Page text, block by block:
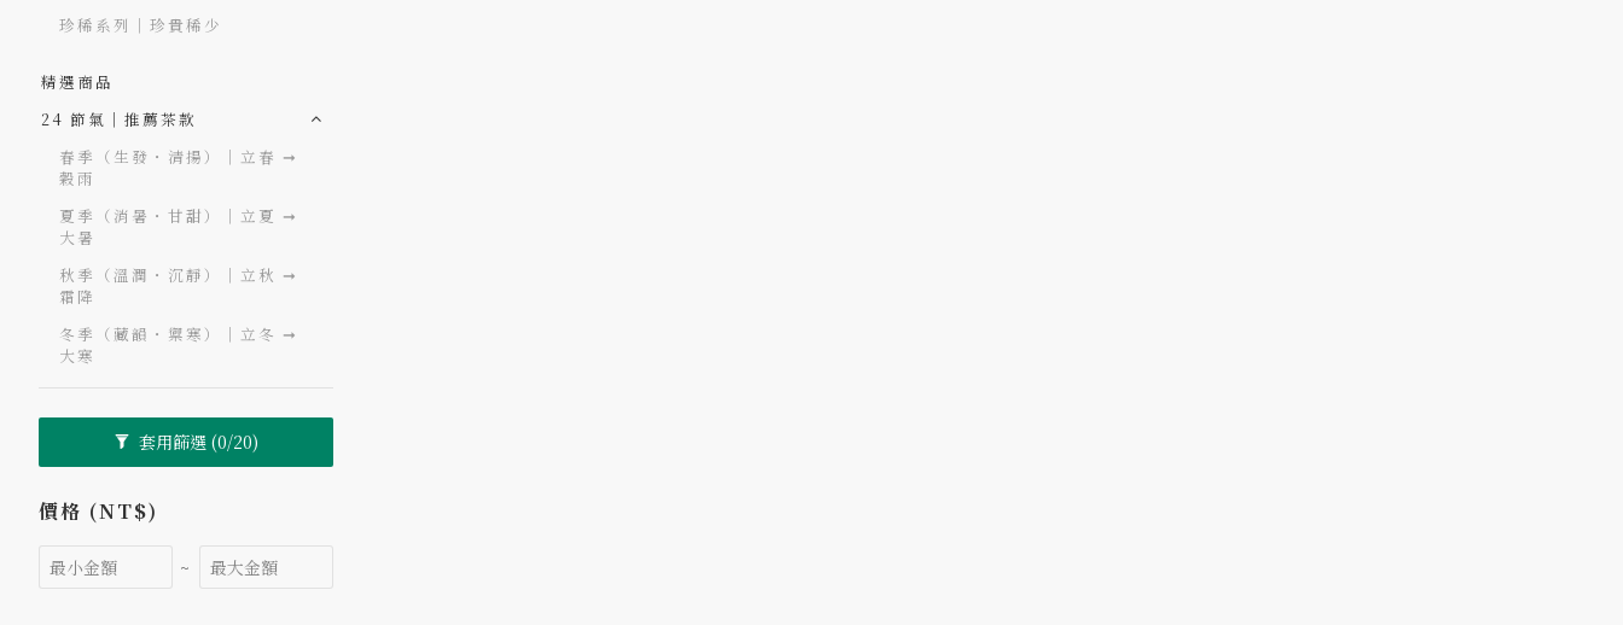
珍稀系列｜珍貴稀少
精選商品
24 節氣｜推薦茶款
春季（生發・清揚）｜立春 ➞
穀雨
夏季（消暑・甘甜）｜立夏 ➞
大暑
秋季（溫潤・沉靜）｜立秋 ➞
霜降
冬季（藏韻・禦寒）｜立冬 ➞
大寒
套用篩選 (0/20)
價格 (NT$)
~